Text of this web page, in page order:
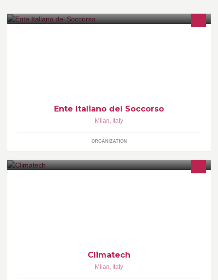
Ente Italiano del Soccorso
Milan, Italy
ORGANIZATION
Climatech
Milan, Italy